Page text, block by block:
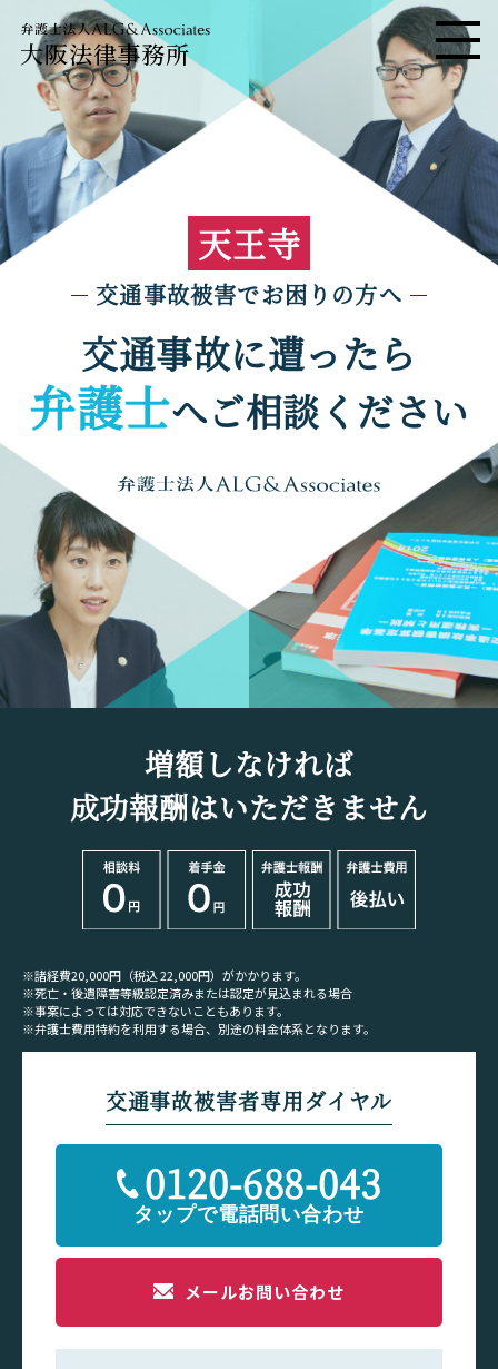
大阪法律事務所 メニ
天王寺
交通事故被害でお困りの方へ
交通事故に遭ったら
弁護士へご相談ください
増額しなければ
成功報酬はいただきません
※諸経費20,000円（税込 22,000円）がかかります。
※死亡・後遺障害等級認定済みまたは認定が見込まれる場合
※事案によっては対応できないこともあります。
※弁護士費用特約を利用する場合、別途の料金体系となります。
交通事故被害者専用ダイヤル
0120-688-043
メールお問い合わせ